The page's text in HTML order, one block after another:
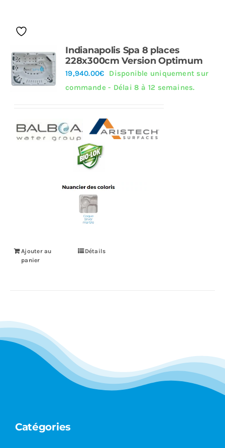
Indianapolis Spa 8 places
228x300cm Version Optimum
19,940.00€
Disponible uniquement sur
commande - Délai 8 à 12 semaines.
Ajouter au
panier
Détails
Catégories